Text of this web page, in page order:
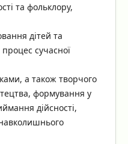
та фольклору,
дітей та
сучасної
а також творчого
формування у
дійсності,